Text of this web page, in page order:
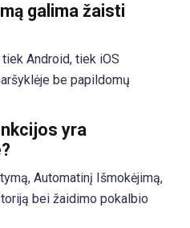
galima žaisti
Android, tiek iOS
be papildomų
yra
Automatinį Išmokėjimą,
bei žaidimo pokalbio